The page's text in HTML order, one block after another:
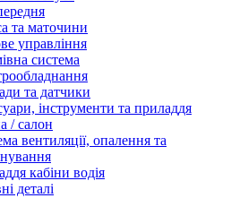
та маточини
управління
система
та датчики
інструменти та приладдя
/ салон
вентиляції, опалення та
кабіни водія
деталі